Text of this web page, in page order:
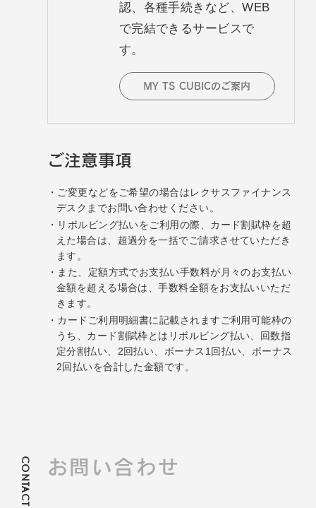
認、各種手続きなど、WEB
で完結できるサービスで
す。
MY TS CUBICのご案内
ご注意事項
ご変更などをご希望の場合はレクサスファイナンス
デスクまでお問い合わせください。
リボルビング払いをご利用の際、カード割賦枠を超
えた場合は、超過分を一括でご請求させていただき
ます。
また、定額方式でお支払い手数料が月々のお支払い
金額を超える場合は、手数料全額をお支払いいただ
きます。
カードご利用明細書に記載されますご利用可能枠の
うち、カード割賦枠とはリボルビング払い、回数指
定分割払い、2回払い、ボーナス1回払い、ボーナス
2回払いを合計した金額です。
お問い合わせ
CONTACT